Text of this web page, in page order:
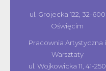
ul. Grojecka 122, 32-600
Oświęcim
Pracownia Artystyczna i
Warsztaty
ul. Wojkowicka 11, 41-250